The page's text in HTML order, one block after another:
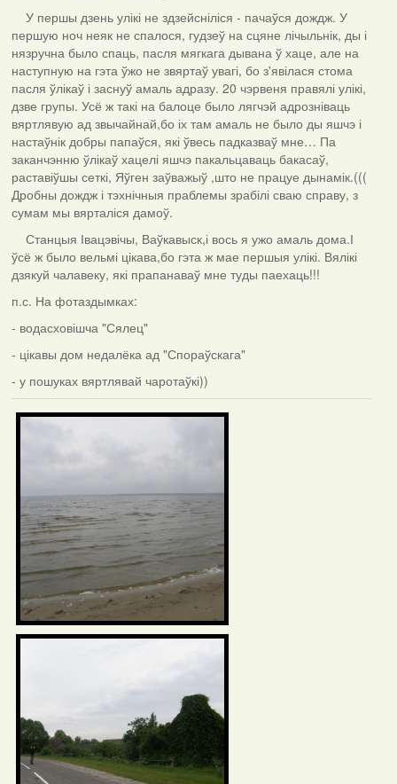
У першы дзень улікі не здзейсніліся - пачаўся дождж. У
першую ноч неяк не спалося, гудзеў на сцяне лічыльнік, ды і
нязручна было спаць, пасля мягкага дывана ў хаце, але на
наступную на гэта ўжо не звяртаў увагі, бо з'явілася стома
пасля ўлікаў і заснуў амаль адразу. 20 чэрвеня правялі улікі,
дзве групы. Усё ж такі на балоце было лягчэй адрозніваць
вяртлявую ад звычайнай,бо іх там амаль не было ды яшчэ і
настаўнік добры папаўся, які ўвесь падказваў мне… Па
заканчэнню ўлікаў хацелі яшчэ пакальцаваць бакасаў,
раставіўшы сеткі, Яўген заўважыў ,што не працуе дынамік.(((
Дробны дождж і тэхнічныя праблемы зрабілі сваю справу, з
сумам мы вярталіся дамоў.
Станцыя Івацэвічы, Ваўкавыск,і вось я ужо амаль дома.І
ўсё ж было вельмі цікава,бо гэта ж мае першыя улікі. Вялікі
дзякуй чалавеку, які прапанаваў мне туды паехаць!!!
п.с. На фотаздымках:
- водасховішча "Сялец"
- цікавы дом недалёка ад "Спораўскага"
- у пошуках вяртлявай чаротаўкі))
Фотаздымкі